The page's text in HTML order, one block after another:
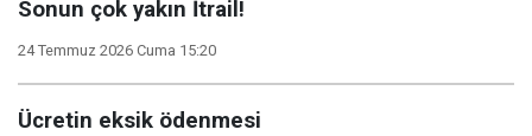
Sonun çok yakın İtrail!
24 Temmuz 2026 Cuma 15:20
Ücretin eksik ödenmesi